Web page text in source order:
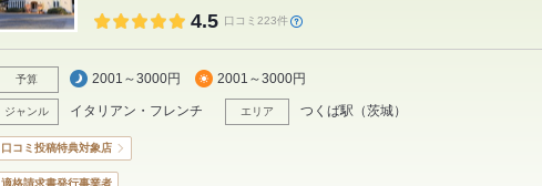
4.5 口コミ223件
予算 2001～3000円 2001～3000円
ジャンル イタリアン・フレンチ エリア つくば駅 （茨城）
口コミ投稿特典対象店
適格請求書発行事業者